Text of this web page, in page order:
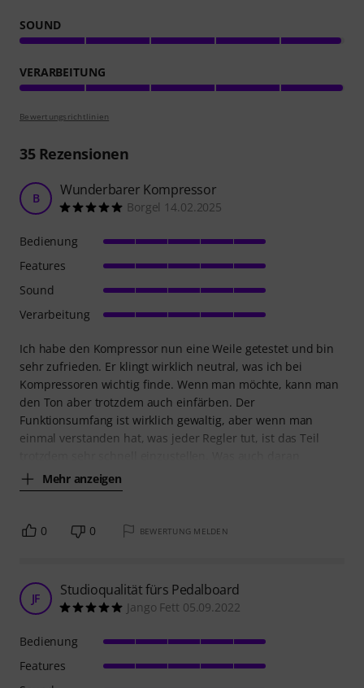
SOUND
VERARBEITUNG
Bewertungsrichtlinien
35Rezensionen
B Wunderbarer Kompressor
Borgel 14.02.2025
Ich habe den Kompressor nun eine Weile getestet und bin
sehr zufrieden. Er klingt wirklich neutral, was ich bei
Kompressoren wichtig finde. Wenn man möchte, kann man
den Ton aber trotzdem auch einfärben. Der
Funktionsumfang ist wirklich gewaltig, aber wenn man
einmal verstanden hat, was jeder Regler tut, ist das Teil
Mehr anzeigen
Bedienung
Features
Sound
Verarbeitung
0 0 BEWERTUNG MELDEN
JF Studioqualität fürs Pedalboard
Jango Fett 05.09.2022
Bedienung
Features